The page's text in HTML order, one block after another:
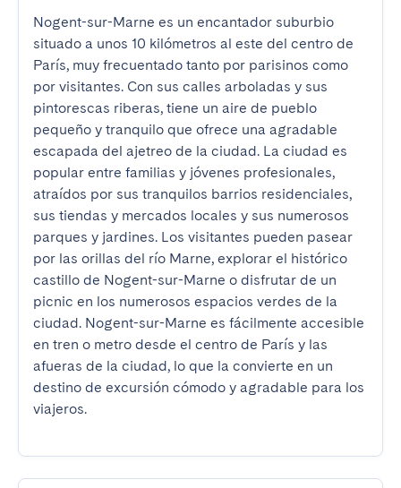
Nogent-sur-Marne es un encantador suburbio
situado a unos 10 kilómetros al este del centro de
París, muy frecuentado tanto por parisinos como
por visitantes. Con sus calles arboladas y sus
pintorescas riberas, tiene un aire de pueblo
pequeño y tranquilo que ofrece una agradable
escapada del ajetreo de la ciudad. La ciudad es
popular entre familias y jóvenes profesionales,
atraídos por sus tranquilos barrios residenciales,
sus tiendas y mercados locales y sus numerosos
parques y jardines. Los visitantes pueden pasear
por las orillas del río Marne, explorar el histórico
castillo de Nogent-sur-Marne o disfrutar de un
picnic en los numerosos espacios verdes de la
ciudad. Nogent-sur-Marne es fácilmente accesible
en tren o metro desde el centro de París y las
afueras de la ciudad, lo que la convierte en un
destino de excursión cómodo y agradable para los
viajeros.